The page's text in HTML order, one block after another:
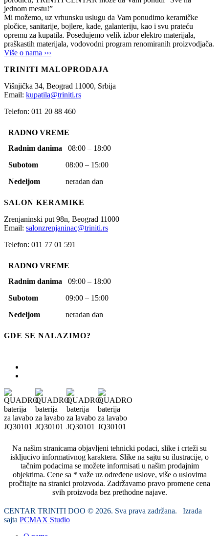
jednom mestu!”
Mi možemo, uz vrhunsku uslugu da Vam ponudimo keramičke
pločice, sanitarije, bojlere, kade, galanteriju, kao i svu prateću
opremu za kupatila. Posedujemo velik izbor elektro materijala,
praškastih materijala, vodovodni program renomiranih proizvodjača.
Više o nama ›››
TRINITI MALOPRODAJA
Višnjička 34, Beograd 11000, Srbija
Email: kupatila@triniti.rs
Telefon: 011 20 88 460
RADNO VREME
Radnim danima 08:00 – 18:00
Subotom 08:00 – 15:00
Nedeljom neradan dan
SALON KERAMIKE
Zrenjaninski put 98n, Beograd 11000
Email: salonzrenjaninac@triniti.rs
Telefon: 011 77 01 591
RADNO VREME
Radnim danima 09:00 – 18:00
Subotom 09:00 – 15:00
Nedeljom neradan dan
GDE SE NALAZIMO?
Na našim stranicama objavljeni tehnicki podaci, slike i crteži su
iskljucivo informativnog karaktera. Slike na sajtu su ilustracije, o
tačnim podacima se možete informisati u našim prodajnim
objektima. Cene sa * važe uz određene uslove, više o uslovima
pročitajte na stranici proizvoda. Zadržavamo pravo promene cena
svih proizvoda bez prethodne najave.
CENTAR TRINITI DOO © 2026. Sva prava zadržana. Izrada
sajta PCMAX Studio